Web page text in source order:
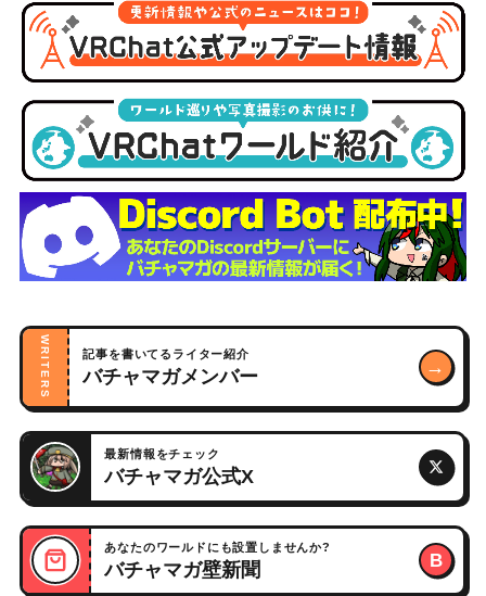
WRITERS 記事を書いてるライター紹介
バチャマガメンバー →
最新情報をチェック
バチャマガ公式X
あなたのワールドにも設置しませんか?
バチャマガ壁新聞 B